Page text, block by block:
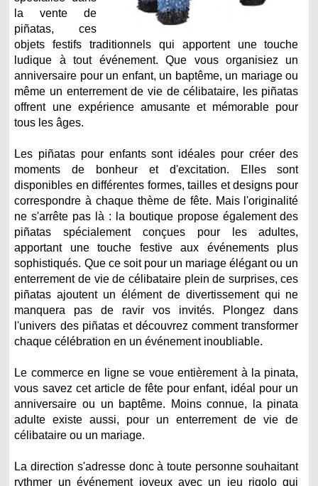
la vente de
piñatas, ces
objets festifs traditionnels qui apportent une touche
ludique à tout événement. Que vous organisiez un
anniversaire pour un enfant, un baptême, un mariage ou
même un enterrement de vie de célibataire, les piñatas
offrent une expérience amusante et mémorable pour
tous les âges.
Les piñatas pour enfants sont idéales pour créer des
moments de bonheur et d'excitation. Elles sont
disponibles en différentes formes, tailles et designs pour
correspondre à chaque thème de fête. Mais l'originalité
ne s'arrête pas là : la boutique propose également des
piñatas spécialement conçues pour les adultes,
apportant une touche festive aux événements plus
sophistiqués. Que ce soit pour un mariage élégant ou un
enterrement de vie de célibataire plein de surprises, ces
piñatas ajoutent un élément de divertissement qui ne
manquera pas de ravir vos invités. Plongez dans
l'univers des piñatas et découvrez comment transformer
chaque célébration en un événement inoubliable.
Le commerce en ligne se voue entièrement à la pinata,
vous savez cet article de fête pour enfant, idéal pour un
anniversaire ou un baptême. Moins connue, la pinata
adulte existe aussi, pour un enterrement de vie de
célibataire ou un mariage.
La direction s'adresse donc à toute personne souhaitant
rythmer un événement joyeux avec un jeu rigolo qui